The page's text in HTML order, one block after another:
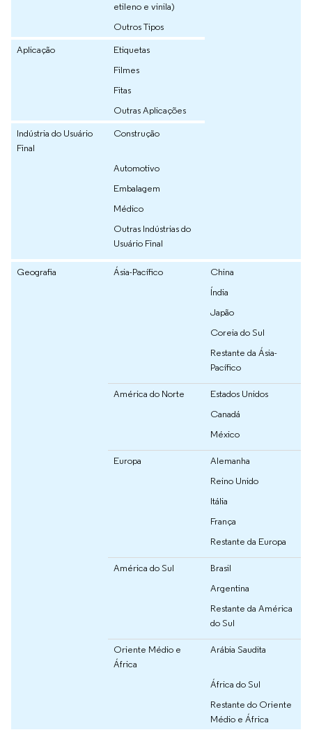
etileno e vinila)
Outros Tipos
Aplicação
Etiquetas
Filmes
Fitas
Outras Aplicações
Indústria do Usuário
Final
Construção
Automotivo
Embalagem
Médico
Outras Indústrias do
Usuário Final
Geografia Ásia-Pacífico
China
Índia
Japão
Coreia do Sul
Restante da Ásia-
Pacífico
América do Norte
Estados Unidos
Canadá
México
Europa
Alemanha
Reino Unido
Itália
França
Restante da Europa
América do Sul
Brasil
Argentina
Restante da América
do Sul
Oriente Médio e
África
Arábia Saudita
África do Sul
Restante do Oriente
Médio e África